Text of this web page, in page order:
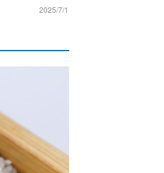
2025/7/1